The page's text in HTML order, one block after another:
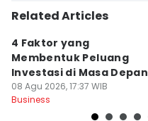
Related Articles
4 Faktor yang
Membentuk Peluang
Investasi di Masa Depan
08 Agu 2026, 17:37 WIB
Business